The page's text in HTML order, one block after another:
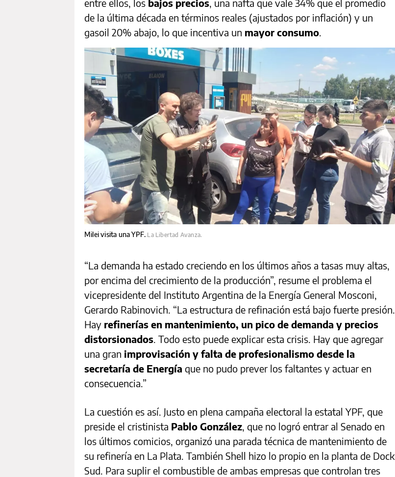
entre ellos, los bajos precios, una nafta que vale 34% que el promedio
de la última década en términos reales (ajustados por inflación) y un
gasoil 20% abajo, lo que incentiva un mayor consumo.
Milei visita una YPF. La Libertad Avanza.
“La demanda ha estado creciendo en los últimos años a tasas muy altas,
por encima del crecimiento de la producción”, resume el problema el
vicepresidente del Instituto Argentina de la Energía General Mosconi,
Gerardo Rabinovich. “La estructura de refinación está bajo fuerte presión.
Hay refinerías en mantenimiento, un pico de demanda y precios
distorsionados. Todo esto puede explicar esta crisis. Hay que agregar
una gran improvisación y falta de profesionalismo desde la
secretaría de Energía que no pudo prever los faltantes y actuar en
consecuencia.”
La cuestión es así. Justo en plena campaña electoral la estatal YPF, que
preside el cristinista Pablo González, que no logró entrar al Senado en
los últimos comicios, organizó una parada técnica de mantenimiento de
su refinería en La Plata. También Shell hizo lo propio en la planta de Dock
Sud. Para suplir el combustible de ambas empresas que controlan tres